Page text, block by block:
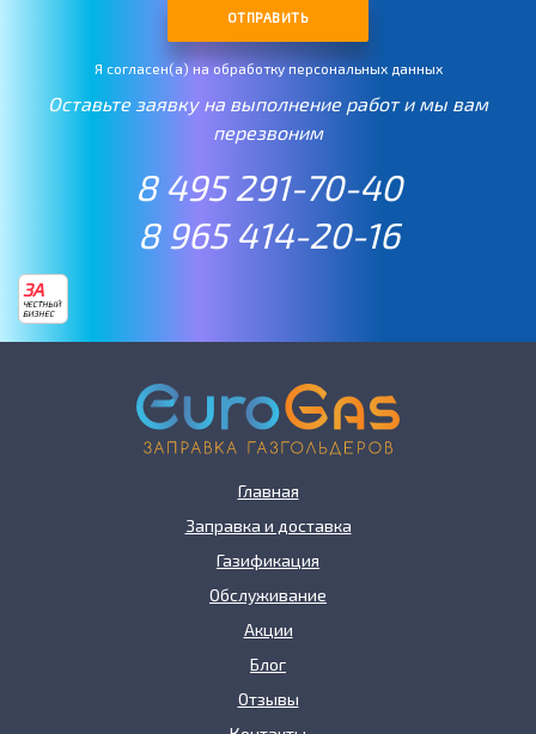
ОТПРАВИТЬ
Я согласен(а) на обработку персональных данных
Оставьте заявку на выполнение работ и мы вам
перезвоним
8 495 291-70-40
8 965 414-20-16
ЗА
ЧЕСТНЫЙ
БИЗНЕС
Главная
Заправка и доставка
Газификация
Обслуживание
Акции
Блог
Отзывы